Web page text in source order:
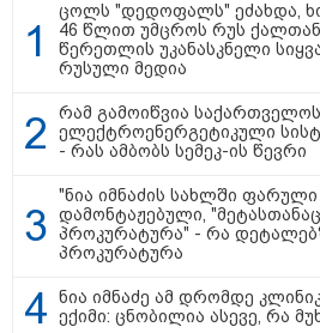
10:52 / 06-08-2026
ვაშინგტონს რაკეტების
მედიის ცნობით,
23:15 / 06-
დონალდ
ცოლს "დედოფალს" ეძახდა,
46 წლით უმცროს რუს
წერეთლის უკანასკნელი
რუსული მედია
რამ გამოიწვია საქართველოს
ელექტროენერგეტიკული
- რას ამბობს სემეკ-ის წევრი
"ნია იმნაძის სახლში ფარული
დამონტაჟებული,
პროკურატურა" - რა
პროკურატურა
ნია იმნაძე ამ დრომდე
ექიმი: ცნობილია ასევე, რა